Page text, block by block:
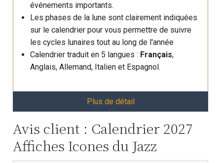
événements importants.
Les phases de la lune sont clairement indiquées
sur le calendrier pour vous permettre de suivre
les cycles lunaires tout au long de l'année
Calendrier traduit en 5 langues : Français,
Anglais, Allemand, Italien et Espagnol.
Plus de détail
Avis client : Calendrier 2027
Affiches Icones du Jazz